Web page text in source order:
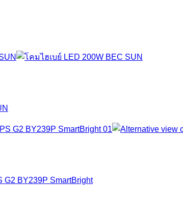
G2 BY239P SmartBright